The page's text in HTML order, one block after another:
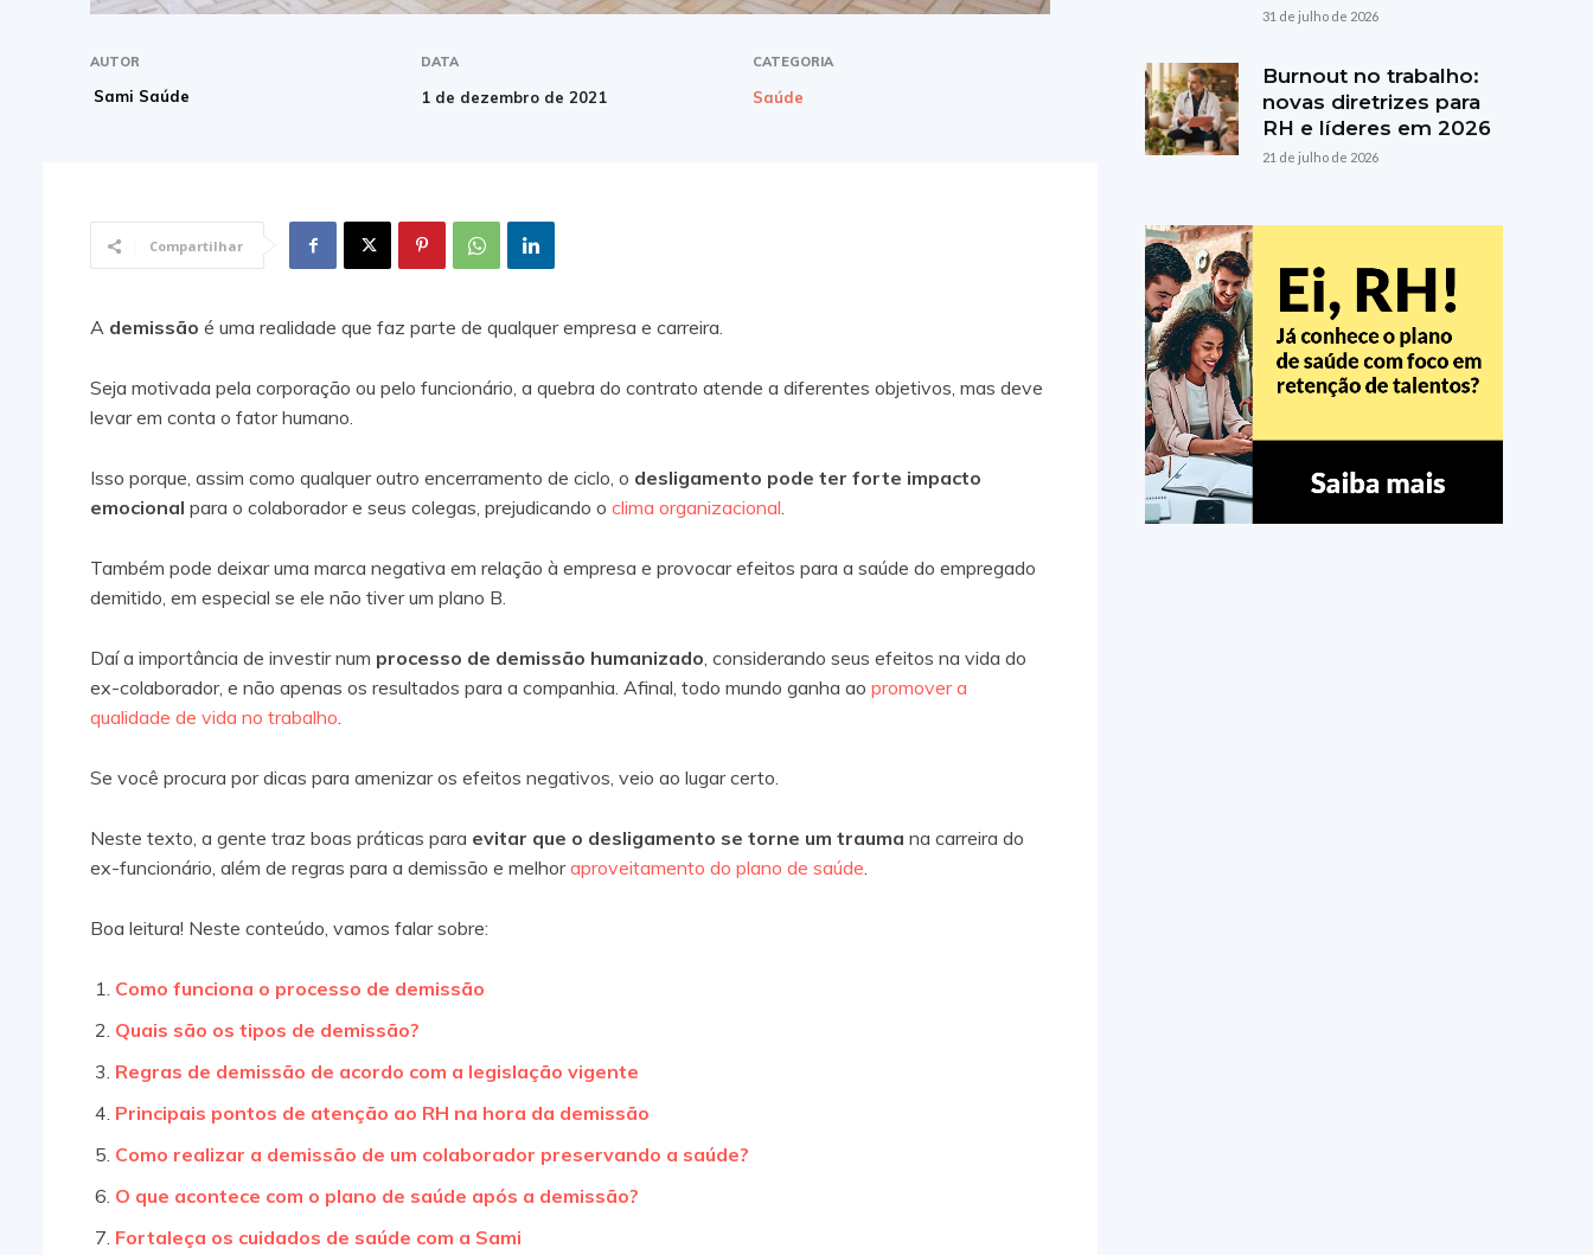
AUTOR
Sami Saúde
DATA
1 de dezembro de 2021
CATEGORIA
Saúde
Compartilhar
A demissão é uma realidade que faz parte de qualquer empresa e carreira.
Seja motivada pela corporação ou pelo funcionário, a quebra do contrato atende a diferentes objetivos, mas deve
levar em conta o fator humano.
Isso porque, assim como qualquer outro encerramento de ciclo, o desligamento pode ter forte impacto
emocional para o colaborador e seus colegas, prejudicando o clima organizacional.
Também pode deixar uma marca negativa em relação à empresa e provocar efeitos para a saúde do empregado
demitido, em especial se ele não tiver um plano B.
Daí a importância de investir num processo de demissão humanizado, considerando seus efeitos na vida do
ex-colaborador, e não apenas os resultados para a companhia. Afinal, todo mundo ganha ao promover a
qualidade de vida no trabalho.
Se você procura por dicas para amenizar os efeitos negativos, veio ao lugar certo.
Neste texto, a gente traz boas práticas para evitar que o desligamento se torne um trauma na carreira do
ex-funcionário, além de regras para a demissão e melhoraproveitamento do plano de saúde.
Boa leitura! Neste conteúdo, vamos falar sobre:
Como funciona o processo de demissão
Quais são os tipos de demissão?
Regras de demissão de acordo com a legislação vigente
Principais pontos de atenção ao RH na hora da demissão
Como realizar a demissão de um colaborador preservando a saúde?
O que acontece com o plano de saúde após a demissão?
Fortaleça os cuidados de saúde com a Sami
31 de julho de 2026
Burnout no trabalho:
novas diretrizes para
RH e líderes em 2026
21 de julho de 2026